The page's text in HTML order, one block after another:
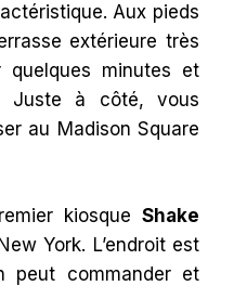
Aux pieds
extérieure très
minutes et
Juste à côté, vous
au Madison Square
kiosque Shake
York. L’endroit est
peut commander et